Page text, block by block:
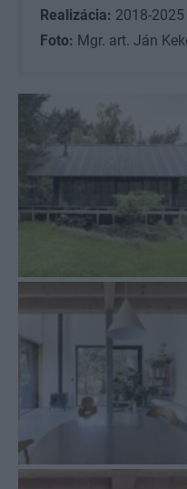
Realizácia: 2018-2025
Foto: Mgr. art. Ján